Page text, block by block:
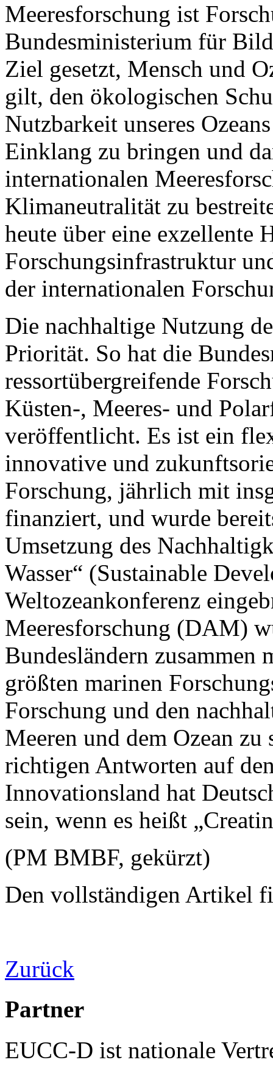
Meeresforschung ist
Bundesministerium für
Ziel gesetzt, Mensch und
gilt, den ökologischen
Nutzbarkeit unseres
Einklang zu bringen und
internationalen
Klimaneutralität zu
heute über eine exzellente
Forschungsinfrastruktur
der internationalen
Die nachhaltige Nutzung
Priorität. So hat die
ressortübergreifende
Küsten-, Meeres- und
veröffentlicht. Es ist ein
innovative und
Forschung, jährlich mit
finanziert, und wurde
Umsetzung des
Wasser“ (Sustainable
Weltozeankonferenz
Meeresforschung (DAM)
Bundesländern
größten marinen
Forschung und den
Meeren und dem Ozean
richtigen Antworten auf
Innovationsland hat
sein, wenn es heißt
(PM BMBF, gekürzt)
Den vollständigen Artikel
Zurück
Partner
EUCC-D ist nationale